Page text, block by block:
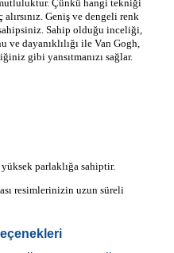
Çünkü hangi tekniği
Geniş ve dengeli renk
Sahip olduğu inceliği,
dayanıklılığı ile Van Gogh,
gibi yansıtmanızı sağlar.
parlaklığa sahiptir.
resimlerinizin uzun süreli